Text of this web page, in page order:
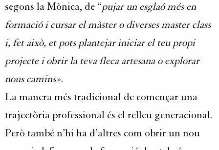
segons la Mònica, de “pujar un esglaó més en
formació i cursar el màster o diverses master class
i, fet això, et pots plantejar iniciar el teu propi
projecte i obrir la teva fleca artesana o explorar
nous camins».
La manera més tradicional de començar una
trajectòria professional és el relleu generacional.
Però també n’hi ha d’altres com obrir un nou